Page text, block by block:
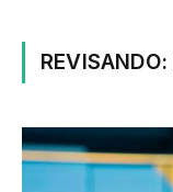
REVISANDO: